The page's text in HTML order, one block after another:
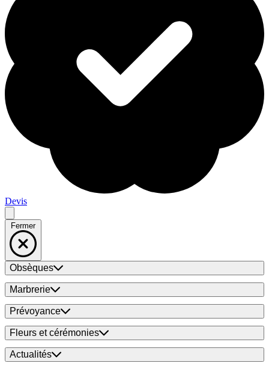
Devis
Fermer
Obsèques
Marbrerie
Prévoyance
Fleurs et cérémonies
Actualités